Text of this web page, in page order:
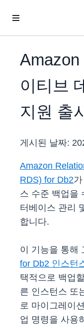
Amazon
이티브
지원 출
게시된 날짜:
Amazon
RDS) for Db2
스 수준 백업을
터베이스 관리
합니다.
이 기능을 통해
for Db2 인스턴
택적으로 백업
른 인스턴스 또
로 마이그레이
업 명령을 사용